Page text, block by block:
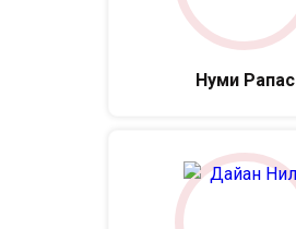
Нуми Рапас